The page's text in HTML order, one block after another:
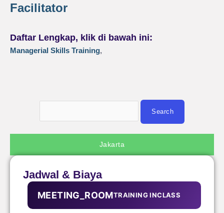
Facilitator
Daftar Lengkap, klik di bawah ini:
Managerial Skills Training,
Jakarta
Jadwal & Biaya
MEETING_ROOMTRAINING INCLASS